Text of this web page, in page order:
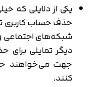
یکی از دلایلی که
حذف حساب کاربری
شبکه‌های
دیگر تمایلی برای
جهت می‌خواهند
کنند.